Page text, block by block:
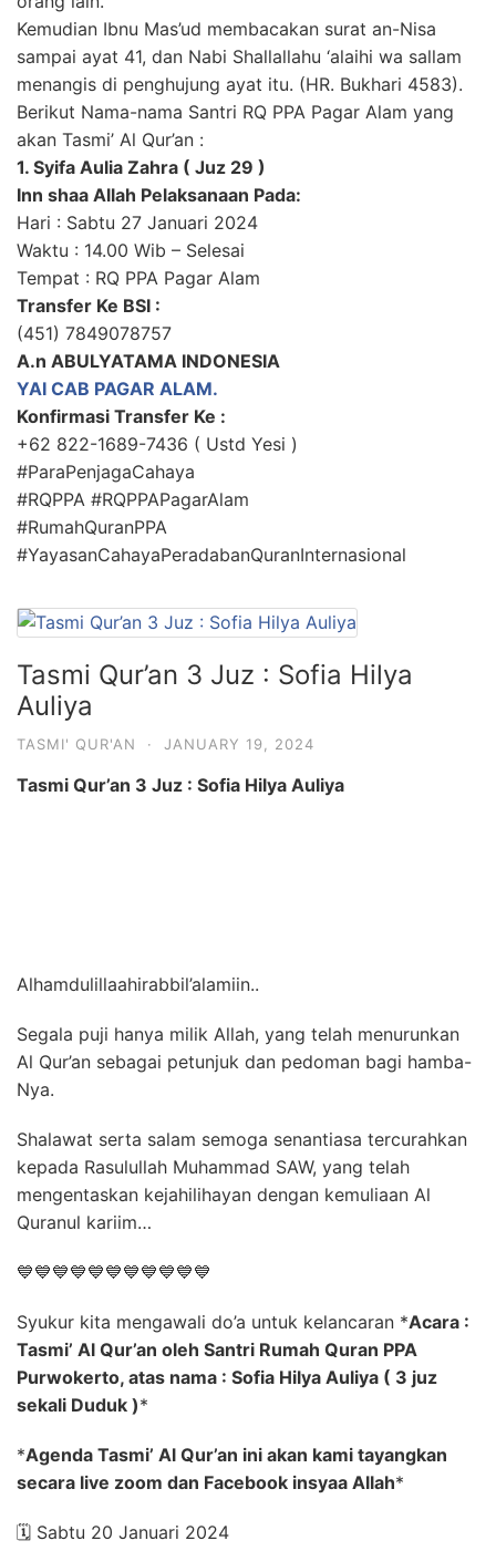
Kemudian Ibnu Mas’ud membacakan surat an-Nisa
sampai ayat 41, dan Nabi Shallallahu ‘alaihi wa sallam
menangis di penghujung ayat itu. (HR. Bukhari 4583).
Berikut Nama-nama Santri RQ PPA Pagar Alam yang
akan Tasmi’ Al Qur’an :
1. Syifa Aulia Zahra ( Juz 29 )
Inn shaa Allah Pelaksanaan Pada:
Hari : Sabtu 27 Januari 2024
Waktu : 14.00 Wib – Selesai
Tempat : RQ PPA Pagar Alam
Transfer Ke BSI :
(451) 7849078757
A.n ABULYATAMA INDONESIA
YAI CAB PAGAR ALAM.
Konfirmasi Transfer Ke :
+62 822-1689-7436 ( Ustd Yesi )
#ParaPenjagaCahaya
#RQPPA #RQPPAPagarAlam
#RumahQuranPPA
#YayasanCahayaPeradabanQuranInternasional
Tasmi Qur’an 3 Juz : Sofia Hilya
Auliya
TASMI' QUR'AN · JANUARY 19, 2024
Tasmi Qur’an 3 Juz : Sofia Hilya Auliya
Alhamdulillaahirabbil’alamiin..
Segala puji hanya milik Allah, yang telah menurunkan
Al Qur’an sebagai petunjuk dan pedoman bagi hamba-
Nya.
Shalawat serta salam semoga senantiasa tercurahkan
kepada Rasulullah Muhammad SAW, yang telah
mengentaskan kejahilihayan dengan kemuliaan Al
Quranul kariim…
💙💙💙💙💙💙💙💙💙💙💙
Syukur kita mengawali do’a untuk kelancaran *Acara :
Tasmi’ Al Qur’an oleh Santri Rumah Quran PPA
Purwokerto, atas nama : Sofia Hilya Auliya ( 3 juz
sekali Duduk )*
*Agenda Tasmi’ Al Qur’an ini akan kami tayangkan
secara live zoom dan Facebook insyaa Allah*
🗓️ Sabtu 20 Januari 2024